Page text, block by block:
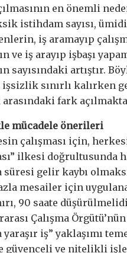
en önemli
istihdam sayısı,
iş aramayıp
ve iş arayıp işbaşı
sayısındaki artıştır.
işsizlik sınırlı kalırken
fark
mücadele önerileri
çalışması için,
ilkesi doğrultusunda
süresi gelir kaybı
mesailer için
90 saate
Çalışma
yaraşır iş” yaklaşımı
güvenceli ve nitelikli